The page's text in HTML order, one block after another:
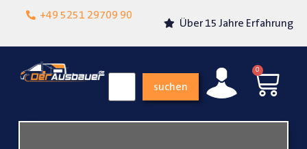
+49 5251 29709 90
Lokalgeschäft in
Über 15 Jahre Erfahrung
suchen
0